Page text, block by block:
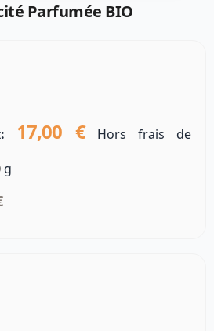
Parfumée BIO
17,00 €Hors frais de
g